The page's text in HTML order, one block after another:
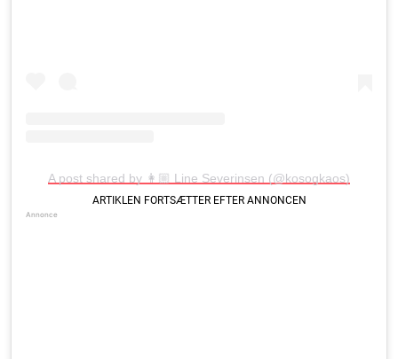
A post shared by 👩🏼 Line Severinsen (@kosogkaos)